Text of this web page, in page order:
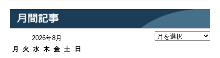
2026年8月
月
火 水 木 金 土 日